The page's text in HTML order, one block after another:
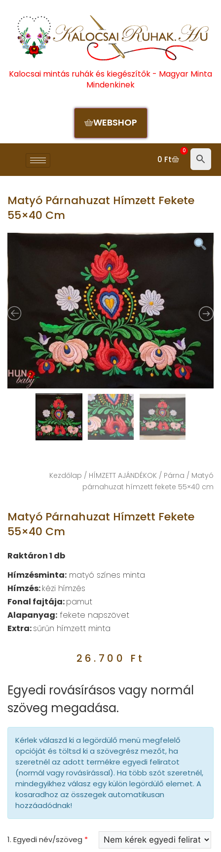
Kalocsai mintás ruhák és kiegészítők - Magyar Minta
Mindenkinek
WEBSHOP
0 Ft
0
Matyó Párnahuzat Hímzett Fekete
55×40 Cm
Kezdőlap / HÍMZETT AJÁNDÉKOK / Párna / Matyó
párnahuzat hímzett fekete 55×40 cm
Matyó Párnahuzat Hímzett Fekete
55×40 Cm
Raktáron 1 db
Hímzésminta: matyó színes minta
Hímzés:kézi hímzés
Fonal fajtája:pamut
Alapanyag: fekete napszövet
Extra:sűrűn hímzett minta
26.700 Ft
Egyedi rovásírásos vagy normál
szöveg megadása.
Kérlek válaszd ki a legördülő menü megfelelő
opcióját és töltsd ki a szövegrész mezőt, ha
szeretnél az adott termékre egyedi feliratot
(normál vagy rovásírással). Ha több szót szeretnél,
mindegyikhez válasz egy külön legördülő elemet. A
kosaradhoz az összegek automatikusan
hozzáadódnak!
1. Egyedi név/szöveg *